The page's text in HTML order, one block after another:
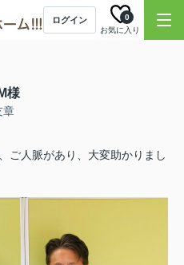
ログイン
お気に入り
0
様
章
ご人脈があり、大変助かりまし